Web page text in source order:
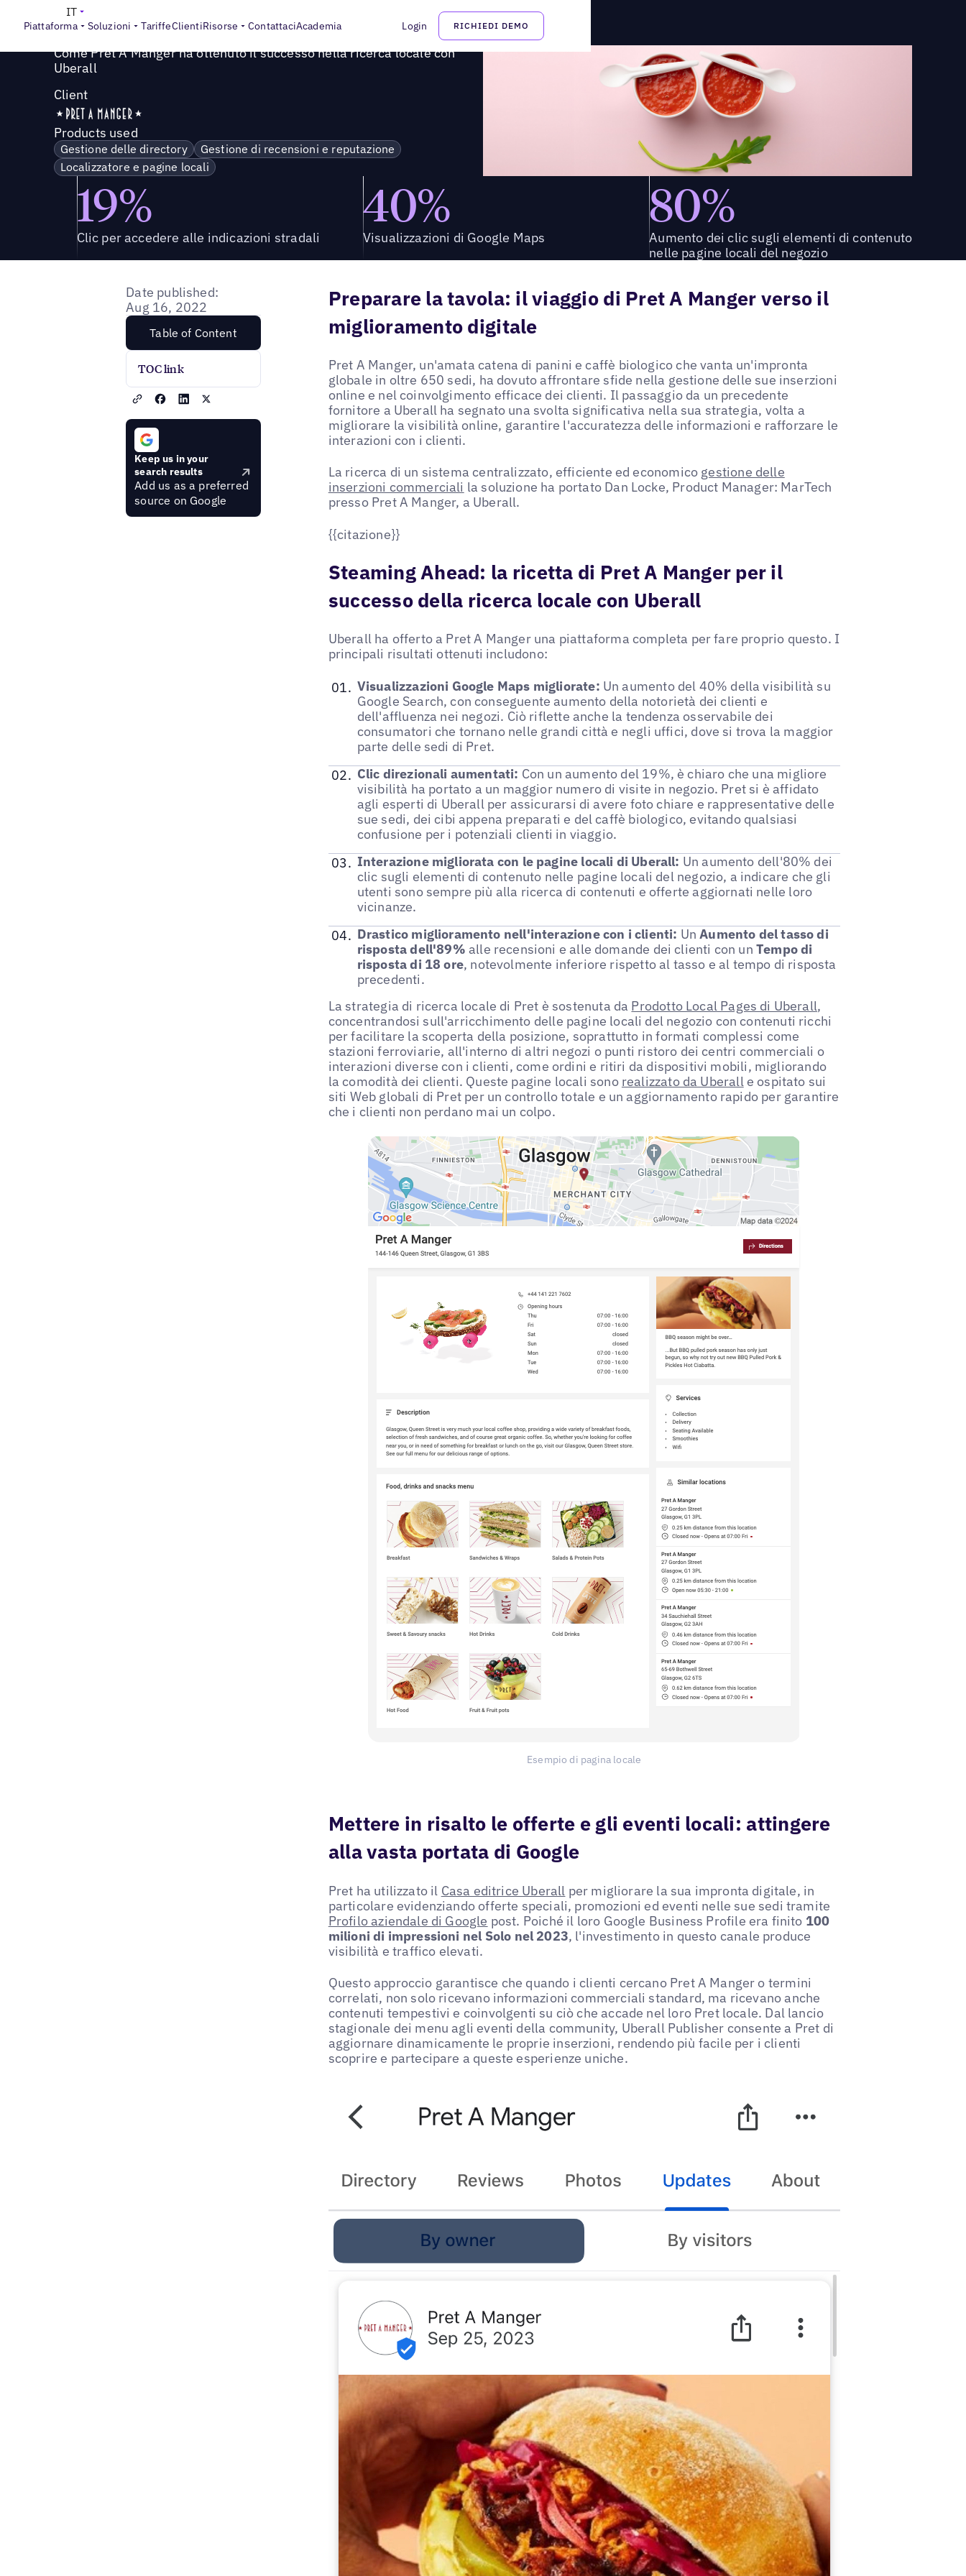
Piattaforma Soluzioni TariffeClientiRisorse ContattaciAcademia Login RICHIEDI DEMO
IT
Success Story
Come Pret A Manger ha ottenuto il successo nella ricerca locale con
Uberall
Client
Products used
Gestione delle directory
Gestione di recensioni e reputazione
Localizzatore e pagine locali
19%
Clic per accedere alle indicazioni stradali
40%
Visualizzazioni di Google Maps
80%
Aumento dei clic sugli elementi di contenuto
nelle pagine locali del negozio
Date published:
Aug 16, 2022
Table of Content
TOC link
Keep us in your
search results
Add us as a preferred
source on Google
Preparare la tavola: il viaggio di Pret A Manger verso il
miglioramento digitale
Pret A Manger, un'amata catena di panini e caffè biologico che vanta un'impronta
globale in oltre 650 sedi, ha dovuto affrontare sfide nella gestione delle sue inserzioni
online e nel coinvolgimento efficace dei clienti. Il passaggio da un precedente
fornitore a Uberall ha segnato una svolta significativa nella sua strategia, volta a
migliorare la visibilità online, garantire l'accuratezza delle informazioni e rafforzare le
interazioni con i clienti.
La ricerca di un sistema centralizzato, efficiente ed economico gestione delle
inserzioni commerciali la soluzione ha portato Dan Locke, Product Manager: MarTech
presso Pret A Manger, a Uberall.
{{citazione}}
Steaming Ahead: la ricetta di Pret A Manger per il
successo della ricerca locale con Uberall
Uberall ha offerto a Pret A Manger una piattaforma completa per fare proprio questo. I
principali risultati ottenuti includono:
Visualizzazioni Google Maps migliorate: Un aumento del 40% della visibilità su
Google Search, con conseguente aumento della notorietà dei clienti e
dell'affluenza nei negozi. Ciò riflette anche la tendenza osservabile dei
consumatori che tornano nelle grandi città e negli uffici, dove si trova la maggior
parte delle sedi di Pret.
Clic direzionali aumentati: Con un aumento del 19%, è chiaro che una migliore
visibilità ha portato a un maggior numero di visite in negozio. Pret si è affidato
agli esperti di Uberall per assicurarsi di avere foto chiare e rappresentative delle
sue sedi, dei cibi appena preparati e del caffè biologico, evitando qualsiasi
confusione per i potenziali clienti in viaggio.
Interazione migliorata con le pagine locali di Uberall: Un aumento dell'80% dei
clic sugli elementi di contenuto nelle pagine locali del negozio, a indicare che gli
utenti sono sempre più alla ricerca di contenuti e offerte aggiornati nelle loro
vicinanze.
Drastico miglioramento nell'interazione con i clienti: UnAumento del tasso di
risposta dell'89% alle recensioni e alle domande dei clienti con un Tempo di
risposta di 18 ore, notevolmente inferiore rispetto al tasso e al tempo di risposta
precedenti.
La strategia di ricerca locale di Pret è sostenuta da Prodotto Local Pages di Uberall,
concentrandosi sull'arricchimento delle pagine locali del negozio con contenuti ricchi
per facilitare la scoperta della posizione, soprattutto in formati complessi come
stazioni ferroviarie, all'interno di altri negozi o punti ristoro dei centri commerciali o
interazioni diverse con i clienti, come ordini e ritiri da dispositivi mobili, migliorando
la comodità dei clienti. Queste pagine locali sono realizzato da Uberall e ospitato sui
siti Web globali di Pret per un controllo totale e un aggiornamento rapido per garantire
che i clienti non perdano mai un colpo.
Esempio di pagina locale
Mettere in risalto le offerte e gli eventi locali: attingere
alla vasta portata di Google
Pret ha utilizzato il Casa editrice Uberall per migliorare la sua impronta digitale, in
particolare evidenziando offerte speciali, promozioni ed eventi nelle sue sedi tramite
Profilo aziendale di Google post. Poiché il loro Google Business Profile era finito 100
milioni di impressioni nel Solo nel 2023, l'investimento in questo canale produce
visibilità e traffico elevati.
Questo approccio garantisce che quando i clienti cercano Pret A Manger o termini
correlati, non solo ricevano informazioni commerciali standard, ma ricevano anche
contenuti tempestivi e coinvolgenti su ciò che accade nel loro Pret locale. Dal lancio
stagionale dei menu agli eventi della community, Uberall Publisher consente a Pret di
aggiornare dinamicamente le proprie inserzioni, rendendo più facile per i clienti
scoprire e partecipare a queste esperienze uniche.